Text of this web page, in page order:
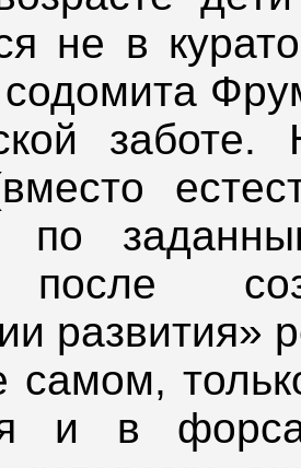
не в
заботе.
по
развития»
и в